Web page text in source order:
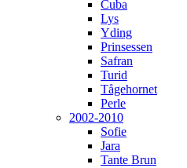
Cuba
Lys
Yding
Prinsessen
Safran
Turid
Tågehornet
Perle
2002-2010
Sofie
Jara
Tante Brun